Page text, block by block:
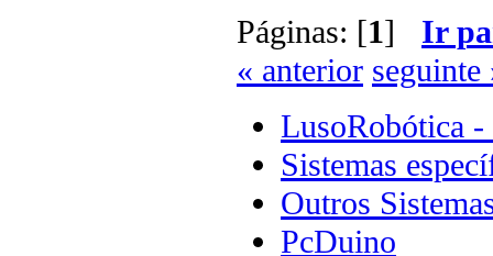
Páginas: [1] Ir
« anterior seguinte
LusoRobótica -
Sistemas
Outros
PcDuino